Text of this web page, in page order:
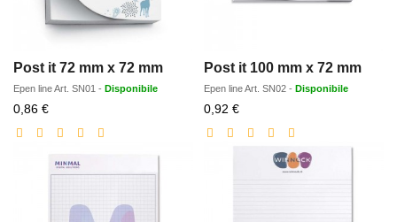
Post it 72 mm x 72 mm
Epen lineArt. SN01 - Disponibile
0,86 €Prezzo
scontato
Post it 100 mm x 72 mm
Epen lineArt. SN02 - Disponibile
0,92 €Prezzo
scontato